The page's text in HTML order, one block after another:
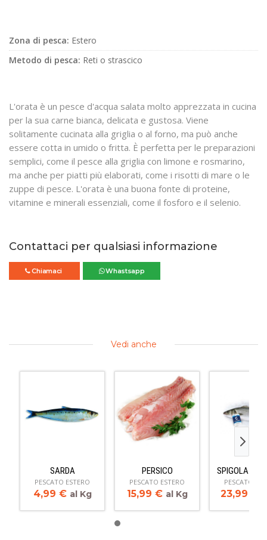
Zona di pesca: Estero
Metodo di pesca: Reti o strascico
L'orata è un pesce d'acqua salata molto apprezzata in cucina
per la sua carne bianca, delicata e gustosa. Viene
solitamente cucinata alla griglia o al forno, ma può anche
essere cotta in umido o fritta. È perfetta per le preparazioni
semplici, come il pesce alla griglia con limone e rosmarino,
ma anche per piatti più elaborati, come i risotti di mare o le
zuppe di pesce. L'orata è una buona fonte di proteine,
vitamine e minerali essenziali, come il fosforo e il selenio.
Contattaci per qualsiasi informazione
Chiamaci Whastsapp
Vedi anche
SARDA
PESCATO ESTERO
4,99 € al Kg
PERSICO
PESCATO ESTERO
15,99 € al Kg
SPIGOLA
PESCATO
23,99